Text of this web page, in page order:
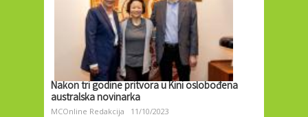
Nakon tri godine pritvora u Kini oslobođena
australska novinarka
MCOnline Redakcija 11/10/2023